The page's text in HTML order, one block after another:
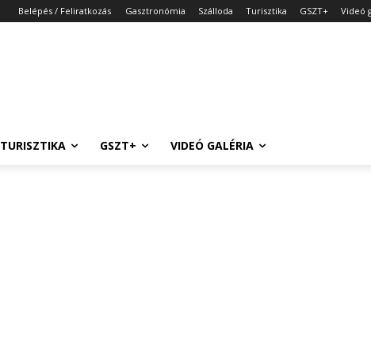
Belépés / Feliratkozás Gasztronómia Szálloda Turisztika GSZT+ Videó
TURISZTIKA GSZT+ VIDEÓ GALÉRIA